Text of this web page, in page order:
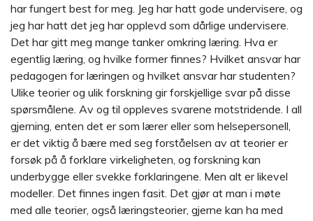
har fungert best for meg. Jeg har hatt gode undervisere, og
jeg har hatt det jeg har opplevd som dårlige undervisere.
Det har gitt meg mange tanker omkring læring. Hva er
egentlig læring, og hvilke former finnes? Hvilket ansvar har
pedagogen for læringen og hvilket ansvar har studenten?
Ulike teorier og ulik forskning gir forskjellige svar på disse
spørsmålene. Av og til oppleves svarene motstridende. I all
gjerning, enten det er som lærer eller som helsepersonell,
er det viktig å bære med seg forståelsen av at teorier er
forsøk på å forklare virkeligheten, og forskning kan
underbygge eller svekke forklaringene. Men alt er likevel
modeller. Det finnes ingen fasit. Det gjør at man i møte
med alle teorier, også læringsteorier, gjerne kan ha med